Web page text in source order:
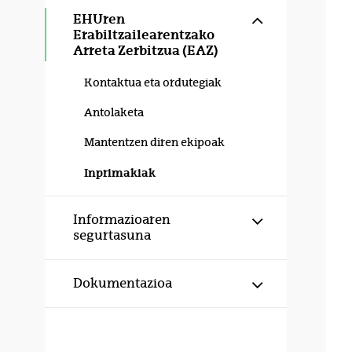
EHUren
Erabiltzailearentzako
Arreta Zerbitzua (EAZ)
Erakutsi/
Kontaktua eta ordutegiak
Antolaketa
Mantentzen diren ekipoak
Inprimakiak
Informazioaren
segurtasuna
Erakutsi/
Dokumentazioa Erakutsi/